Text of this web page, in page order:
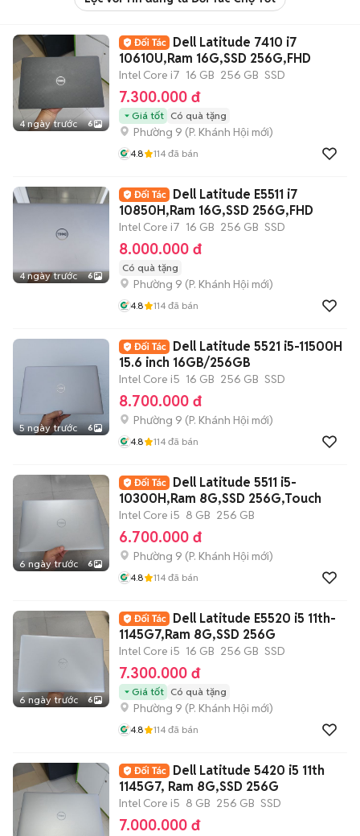
4 ngày trước 6
Dell Latitude 7410 i7
10610U,Ram 16G,SSD 256G,FHD
Intel Core i7 16 GB 256 GB SSD
7.300.000 đ
Giá tốt Có quà tặng
Phường 9 (P. Khánh Hội mới)
4.8 114 đã bán
4 ngày trước 6
Dell Latitude E5511 i7
10850H,Ram 16G,SSD 256G,FHD
Intel Core i7 16 GB 256 GB SSD
8.000.000 đ
Có quà tặng
Phường 9 (P. Khánh Hội mới)
4.8 114 đã bán
5 ngày trước 6
Dell Latitude 5521 i5-11500H
15.6 inch 16GB/256GB
Intel Core i5 16 GB 256 GB SSD
8.700.000 đ
Phường 9 (P. Khánh Hội mới)
4.8 114 đã bán
6 ngày trước 6
Dell Latitude 5511 i5-
10300H,Ram 8G,SSD 256G,Touch
Intel Core i5 8 GB 256 GB
6.700.000 đ
Phường 9 (P. Khánh Hội mới)
4.8 114 đã bán
6 ngày trước 6
Dell Latitude E5520 i5 11th-
1145G7,Ram 8G,SSD 256G
Intel Core i5 16 GB 256 GB SSD
7.300.000 đ
Giá tốt Có quà tặng
Phường 9 (P. Khánh Hội mới)
4.8 114 đã bán
Dell Latitude 5420 i5 11th
1145G7, Ram 8G,SSD 256G
Intel Core i5 8 GB 256 GB SSD
7.000.000 đ